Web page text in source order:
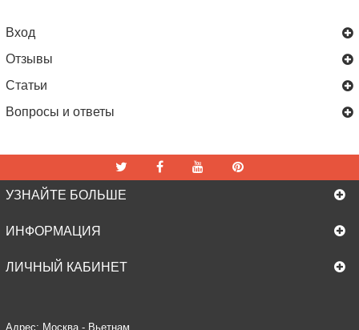
Вход
Отзывы
Статьи
Вопросы и ответы
УЗНАЙТЕ БОЛЬШЕ
ИНФОРМАЦИЯ
ЛИЧНЫЙ КАБИНЕТ
Адрес: Москва - Вьетнам